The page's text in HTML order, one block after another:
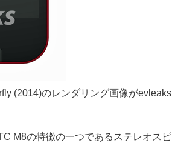
(2014)のレンダリング画像がevleaks
M8の特徴の一つであるステレオスピ